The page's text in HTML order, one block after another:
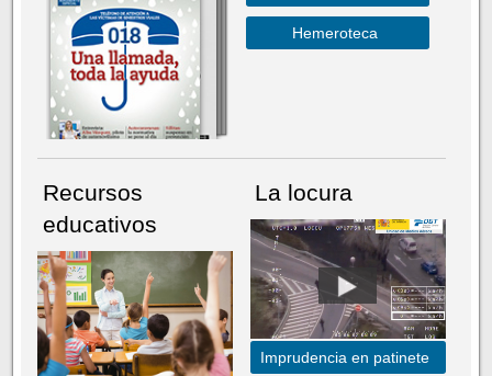
Hemeroteca
Recursos
educativos
La locura
Imprudencia en patinete